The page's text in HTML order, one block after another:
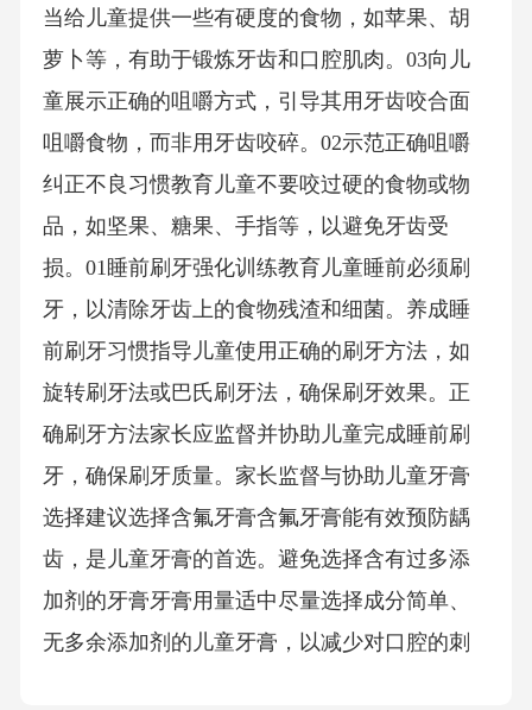
当给儿童提供一些有硬度的食物，如苹果、胡
萝卜等，有助于锻炼牙齿和口腔肌肉。03向儿
童展示正确的咀嚼方式，引导其用牙齿咬合面
咀嚼食物，而非用牙齿咬碎。02示范正确咀嚼
纠正不良习惯教育儿童不要咬过硬的食物或物
品，如坚果、糖果、手指等，以避免牙齿受
损。01睡前刷牙强化训练教育儿童睡前必须刷
牙，以清除牙齿上的食物残渣和细菌。养成睡
前刷牙习惯指导儿童使用正确的刷牙方法，如
旋转刷牙法或巴氏刷牙法，确保刷牙效果。正
确刷牙方法家长应监督并协助儿童完成睡前刷
牙，确保刷牙质量。家长监督与协助儿童牙膏
选择建议选择含氟牙膏含氟牙膏能有效预防龋
齿，是儿童牙膏的首选。避免选择含有过多添
加剂的牙膏牙膏用量适中尽量选择成分简单、
无多余添加剂的儿童牙膏，以减少对口腔的刺